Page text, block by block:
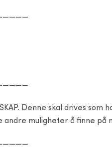
Denne skal drives
andre muligheter å finne på